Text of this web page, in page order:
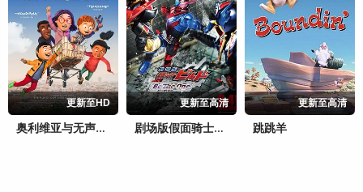
更新至HD
奥利维亚与无声震波
更新至高清
剧场版假面骑士创骑合而为一
更新至高清
跳跳羊